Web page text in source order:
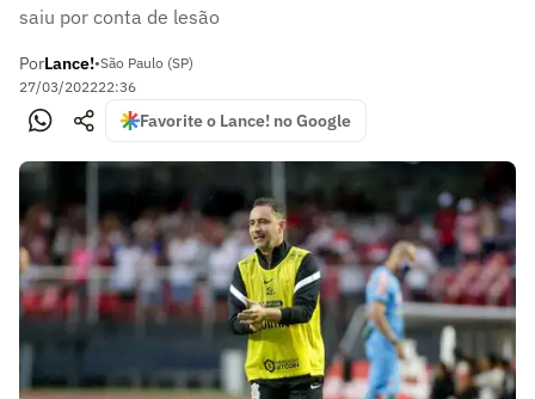
saiu por conta de lesão
PorLance!•São Paulo (SP)
27/03/202222:36
Favorite o Lance! no Google